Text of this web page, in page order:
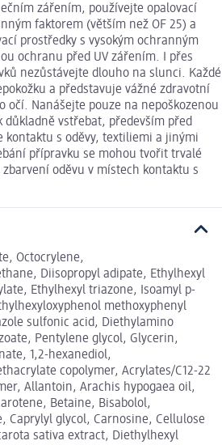
zářením, používejte opalovací
faktorem (větším než OF 25) a
prostředky s vysokým ochranným
ochranu před UV zářením. I přes
nezůstávejte dlouho na slunci. Každé
a představuje vážné zdravotní
očí. Nanášejte pouze na nepoškozenou
důkladně vstřebat, především před
kontaktu s oděvy, textiliemi a jinými
přípravku se mohou tvořit trvalé
oděvu v místech kontaktu s
Octocrylene,
Diisopropyl adipate, Ethylhexyl
Ethylhexyl triazone, Isoamyl p-
methoxyphenyl
sulfonic acid, Diethylamino
Pentylene glycol, Glycerin,
1,2-hexanediol,
copolymer, Acrylates/C12-22
Allantoin, Arachis hypogaea oil,
Betaine, Bisabolol,
Caprylyl glycol, Carnosine, Cellulose
sativa extract, Diethylhexyl